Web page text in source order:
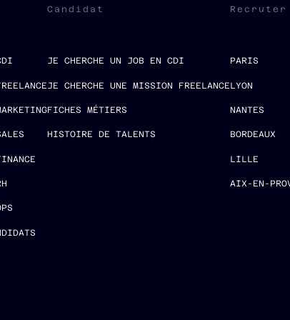
Candidat
JE CHERCHE UN JOB EN CDI
JE CHERCHE UNE MISSION FREELANCE
FICHES MÉTIERS
HISTOIRE DE TALENTS
Recruter
PARIS
LYON
NANTES
BORDEAUX
LILLE
AIX-EN-